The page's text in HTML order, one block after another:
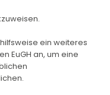
ein weiteres
EuGH an, um eine